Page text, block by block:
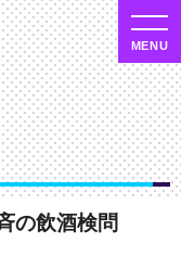
の飲酒検問